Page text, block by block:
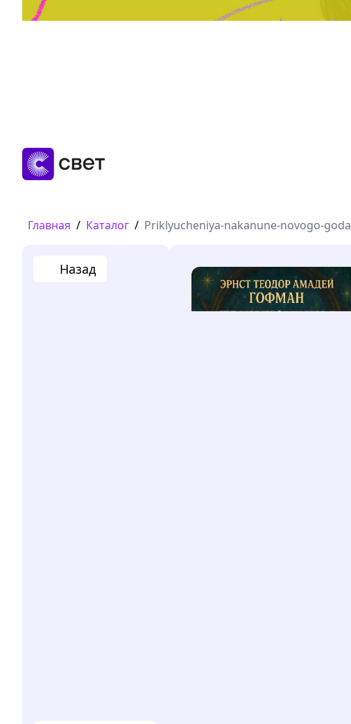
Дружба, любовь, взросление
Главная / Каталог / Priklyucheniya-nakanune-novogo-goda
Назад